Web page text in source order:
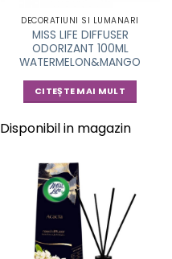
DECORATIUNI SI LUMANARI
MISS LIFE DIFFUSER
ODORIZANT 100ML
WATERMELON&MANGO
CITEȘTE MAI MULT
Disponibil in magazin